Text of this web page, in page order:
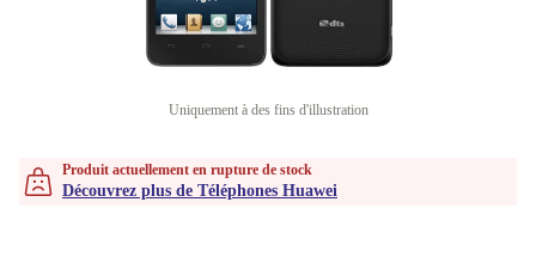
Uniquement à des fins d'illustration
Produit actuellement en rupture de stock
Découvrez plus de Téléphones Huawei